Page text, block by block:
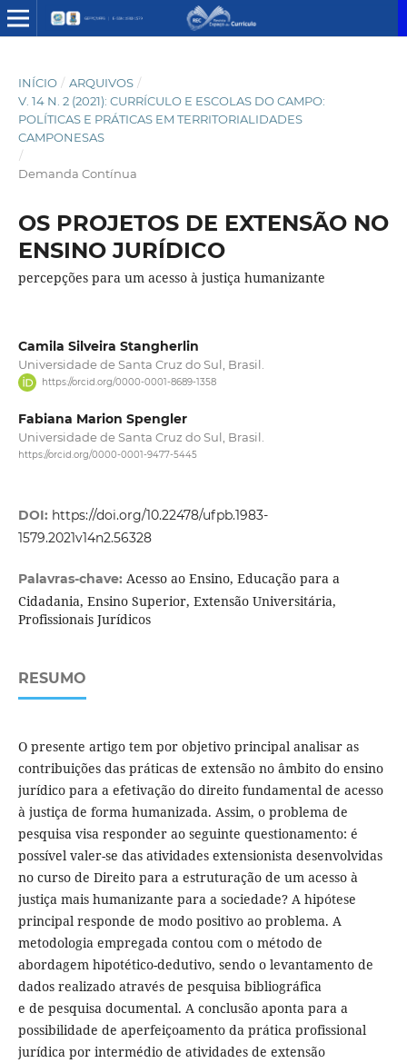
INÍCIO / ARQUIVOS /
V. 14 N. 2 (2021): CURRÍCULO E ESCOLAS DO CAMPO:
POLÍTICAS E PRÁTICAS EM TERRITORIALIDADES
CAMPONESAS
/
Demanda Contínua
OS PROJETOS DE EXTENSÃO NO
ENSINO JURÍDICO
percepções para um acesso à justiça humanizante
Camila Silveira Stangherlin
Universidade de Santa Cruz do Sul, Brasil.
https://orcid.org/0000-0001-8689-1358
Fabiana Marion Spengler
Universidade de Santa Cruz do Sul, Brasil.
https://orcid.org/0000-0001-9477-5445
DOI: https://doi.org/10.22478/ufpb.1983-
1579.2021v14n2.56328
Palavras-chave: Acesso ao Ensino, Educação para a
Cidadania, Ensino Superior, Extensão Universitária,
Profissionais Jurídicos
RESUMO
O presente artigo tem por objetivo principal analisar as
contribuições das práticas de extensão no âmbito do ensino
jurídico para a efetivação do direito fundamental de acesso
à justiça de forma humanizada. Assim, o problema de
pesquisa visa responder ao seguinte questionamento: é
possível valer-se das atividades extensionista desenvolvidas
no curso de Direito para a estruturação de um acesso à
justiça mais humanizante para a sociedade? A hipótese
principal responde de modo positivo ao problema. A
metodologia empregada contou com o método de
abordagem hipotético-dedutivo, sendo o levantamento de
dados realizado através de pesquisa bibliográfica
e de pesquisa documental. A conclusão aponta para a
possibilidade de aperfeiçoamento da prática profissional
jurídica por intermédio de atividades de extensão